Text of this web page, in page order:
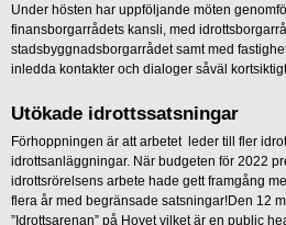
Under hösten har uppföljande möten
finansborgarrådets kansli, med
stadsbyggnadsborgarrådet samt med
inledda kontakter och dialoger såväl
Utökade idrottssatsningar
Förhoppningen är att arbetet leder till fler
idrottsanläggningar. När budgeten för 2022
idrottsrörelsens arbete hade gett framgång
flera år med begränsade satsningar!Den 12
”Idrottsarenan” på Hovet vilket är en public